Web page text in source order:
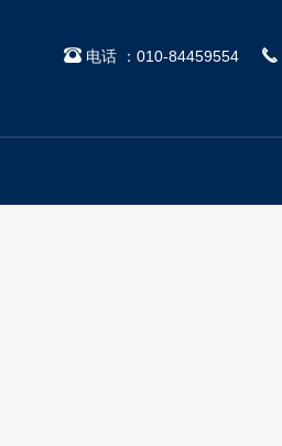
电话 ：010-84459554 